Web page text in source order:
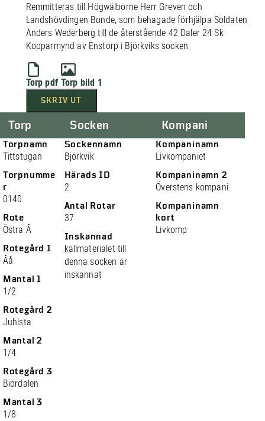
Remmitteras till Högwälborne Herr Greven och
Landshövdingen Bonde, som behagade förhjälpa Soldaten
Anders Wederberg till de återstående 42 Daler 24 Sk
Kopparmynd av Enstorp i Björkviks socken.
Torp pdf Torp bild 1
SKRIV UT
Torp
Torpnamn
Tittstugan
Torpnumme
r
0140
Rote
Östra Å
Rotegård 1
Åå
Mantal 1
1/2
Rotegård 2
Juhlsta
Mantal 2
1/4
Rotegård 3
Biördalen
Mantal 3
1/8
Socken
Sockennamn
Björkvik
Härads ID
2
Antal Rotar
37
Inskannad
källmaterialet till
denna socken är
inskannat
Kompani
Kompaninamn
Livkompaniet
Kompaninamn 2
Överstens kompani
Kompaninamn
kort
Livkomp